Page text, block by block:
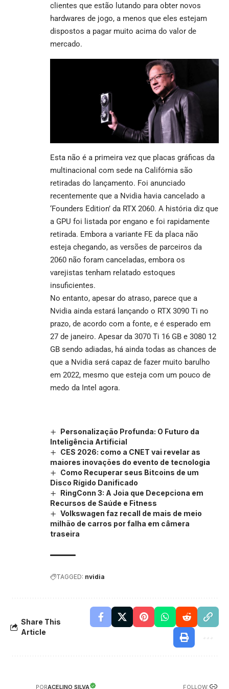
clientes que estão lutando para obter novos
hardwares de jogo, a menos que eles estejam
dispostos a pagar muito acima do valor de
mercado.
Esta não é a primeira vez que placas gráficas da
multinacional com sede na Califórnia são
retiradas do lançamento. Foi anunciado
recentemente que a Nvidia havia cancelado a
‘Founders Edition’ da RTX 2060. A história diz que
a GPU foi listada por engano e foi rapidamente
retirada. Embora a variante FE da placa não
esteja chegando, as versões de parceiros da
2060 não foram canceladas, embora os
varejistas tenham relatado estoques
insuficientes.
No entanto, apesar do atraso, parece que a
Nvidia ainda estará lançando o RTX 3090 Ti no
prazo, de acordo com a fonte, e é esperado em
27 de janeiro. Apesar da 3070 Ti 16 GB e 3080 12
GB sendo adiadas, há ainda todas as chances de
que a Nvidia será capaz de fazer muito barulho
em 2022, mesmo que esteja com um pouco de
medo da Intel agora.
Personalização Profunda: O Futuro da
Inteligência Artificial
CES 2026: como a CNET vai revelar as
maiores inovações do evento de tecnologia
Como Recuperar seus Bitcoins de um
Disco Rígido Danificado
RingConn 3: A Joia que Decepciona em
Recursos de Saúde e Fitness
Volkswagen faz recall de mais de meio
milhão de carros por falha em câmera
traseira
TAGGED: nvidia
Share This
Article
PORACELINO SILVA FOLLOW: